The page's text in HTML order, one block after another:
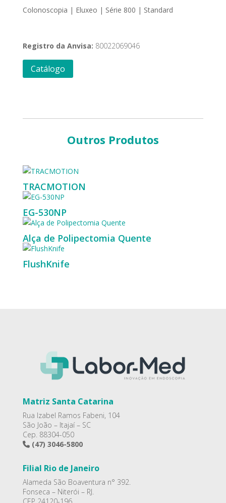
Colonoscopia | Eluxeo | Série 800 | Standard
Registro da Anvisa: 80022069046
Catálogo
Outros Produtos
TRACMOTION
EG-530NP
Alça de Polipectomia Quente
FlushKnife
Matriz Santa Catarina
Rua Izabel Ramos Fabeni, 104
São João – Itajaí – SC
Cep. 88304-050
(47) 3046-5800
Filial Rio de Janeiro
Alameda São Boaventura n° 392.
Fonseca – Niterói – RJ.